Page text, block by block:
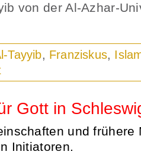
von der Al-Azhar-
Tayyib, Franziskus,
Gott in
und frühere
Initiatoren.